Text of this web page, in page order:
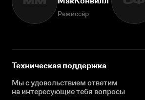
Режиссёр
Техническая поддержка
Мы с удовольствием ответим
на интересующиетебя вопросы